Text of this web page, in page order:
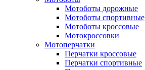
Мотоботы дорожные
Мотоботы спортивные
Мотоботы кроссовые
Мотокроссовки
Мотоперчатки
Перчатки кроссовые
Перчатки спортивные